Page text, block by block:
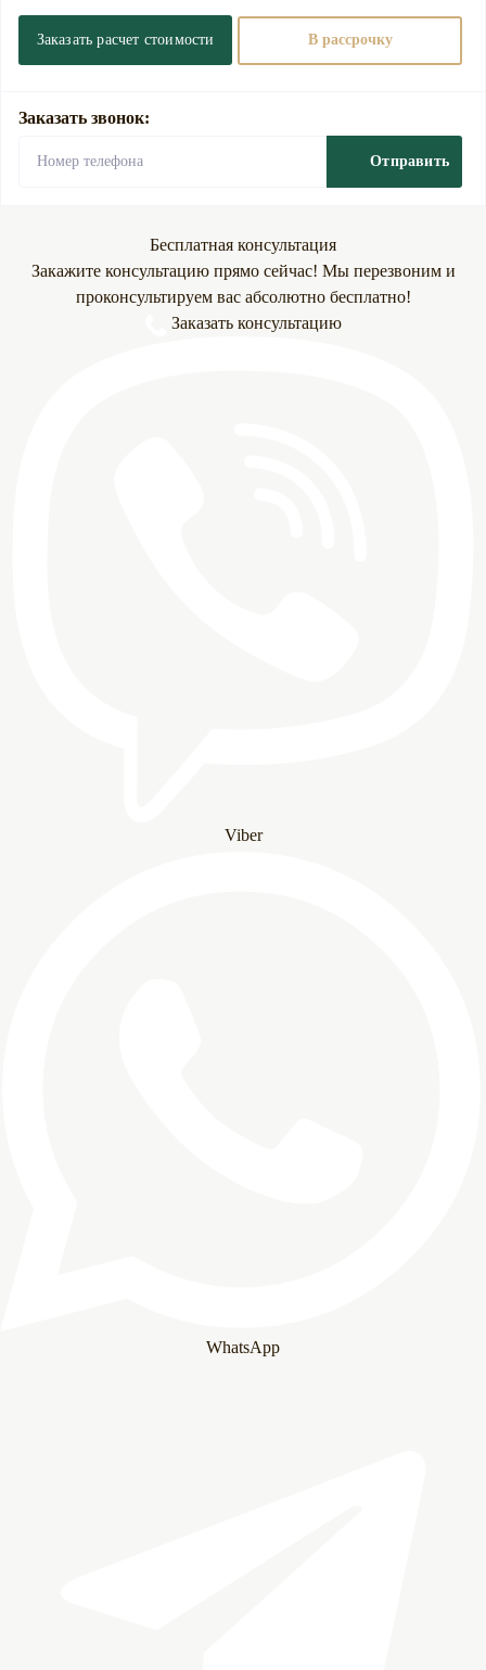
Заказать расчет стоимости В рассрочку
Заказать звонок:
Отправить
Бесплатная консультация
Закажите консультацию прямо сейчас! Мы перезвоним и
проконсультируем вас абсолютно бесплатно!
Заказать консультацию
Viber
WhatsApp